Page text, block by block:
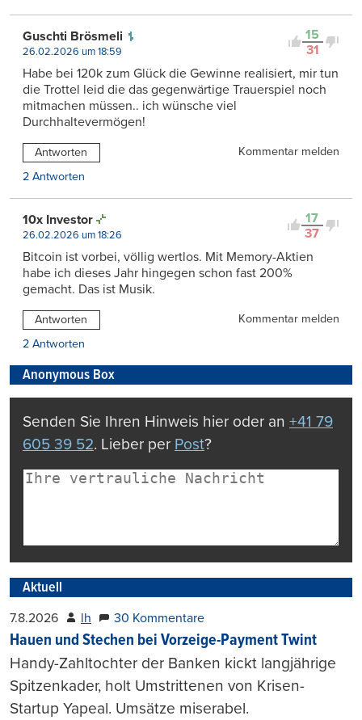
15
31
Guschti Brösmeli
26.02.2026 um 18:59
Habe bei 120k zum Glück die Gewinne realisiert, mir tun
die Trottel leid die das gegenwärtige Trauerspiel noch
mitmachen müssen.. ich wünsche viel
Durchhaltevermögen!
Antworten
Kommentar melden
2 Antworten
17
37
10x Investor
26.02.2026 um 18:26
Bitcoin ist vorbei, völlig wertlos. Mit Memory-Aktien
habe ich dieses Jahr hingegen schon fast 200%
gemacht. Das ist Musik.
Antworten
Kommentar melden
2 Antworten
Anonymous Box
Senden Sie Ihren Hinweis hier oder an +41 79
605 39 52. Lieber per Post?
Aktuell
7.8.2026 lh 30 Kommentare
Hauen und Stechen bei Vorzeige-Payment Twint
Handy-Zahltochter der Banken kickt langjährige
Spitzenkader, holt Umstrittenen von Krisen-
Startup Yapeal. Umsätze miserabel.